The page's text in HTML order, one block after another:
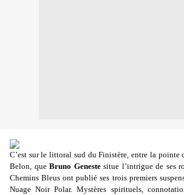
C’est sur le littoral sud du Finistère, entre la pointe
Belon, queBruno Genestesitue l’intrigue de ses
Chemins Bleus ont publié ses trois premiers
Nuage Noir Polar. Mystères spirituels,